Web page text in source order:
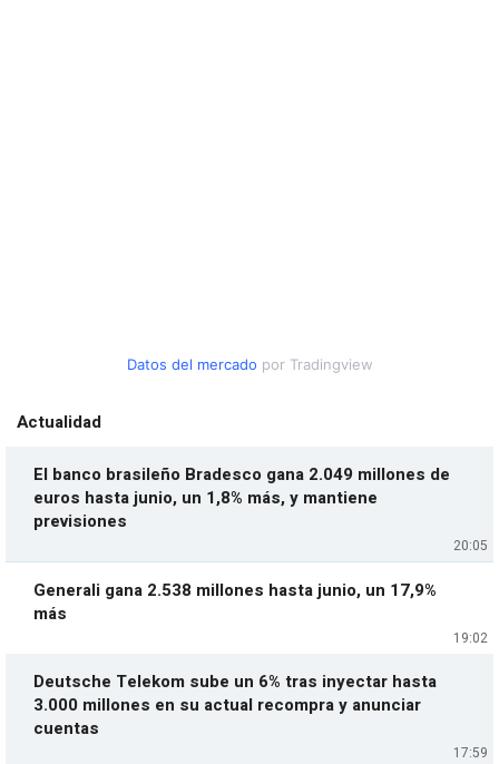
Datos del mercado por Tradingview
Actualidad
20:05
El banco brasileño Bradesco gana 2.049 millones de
euros hasta junio, un 1,8% más, y mantiene
previsiones
19:02
Generali gana 2.538 millones hasta junio, un 17,9%
más
17:59
Deutsche Telekom sube un 6% tras inyectar hasta
3.000 millones en su actual recompra y anunciar
cuentas